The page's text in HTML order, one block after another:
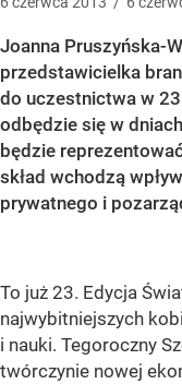
Joanna Pruszyńska-
przedstawicielka
do uczestnictwa w
odbędzie się w
będzie
skład wchodzą
prywatnego i
To już 23. Edycja
najwybitniejszych
i nauki. Tegoroczny
twórczynie nowej